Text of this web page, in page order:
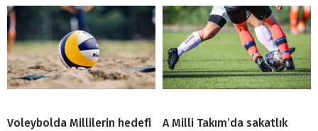
Voleybolda Millilerin hedefi
A Milli Takım’da sakatlık